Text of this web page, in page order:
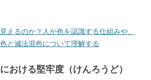
えるのか？人が色を認識する仕組みや、
と減法混色について理解する
おける堅牢度（けんろうど）